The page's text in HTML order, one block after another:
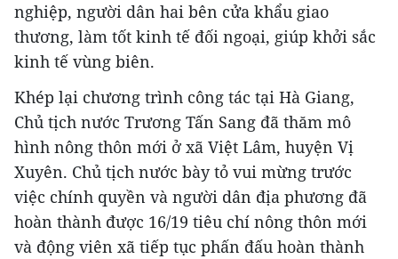
nghiệp, người dân hai bên cửa khẩu giao
thương, làm tốt kinh tế đối ngoại, giúp khởi sắc
kinh tế vùng biên.
Khép lại chương trình công tác tại Hà Giang,
Chủ tịch nước Trương Tấn Sang đã thăm mô
hình nông thôn mới ở xã Việt Lâm, huyện Vị
Xuyên. Chủ tịch nước bày tỏ vui mừng trước
việc chính quyền và người dân địa phương đã
hoàn thành được 16/19 tiêu chí nông thôn mới
và động viên xã tiếp tục phấn đấu hoàn thành